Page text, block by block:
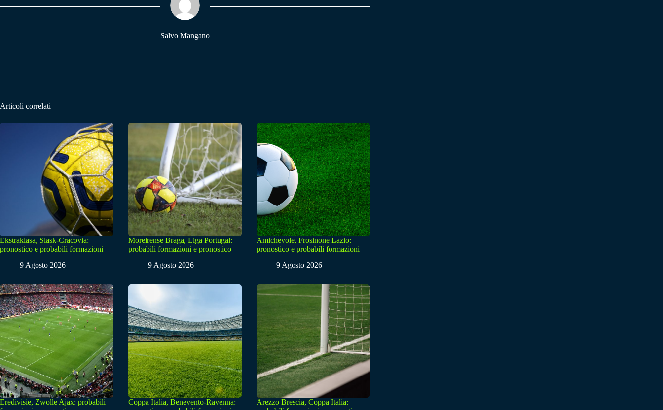
pp m
Salvo Mangano
Articoli correlati
Ekstraklasa, Slask-Cracovia:
pronostico e probabili formazioni
9 Agosto 2026
Moreirense Braga, Liga Portugal:
probabili formazioni e pronostico
9 Agosto 2026
Amichevole, Frosinone Lazio:
pronostico e probabili formazioni
9 Agosto 2026
Eredivisie, Zwolle Ajax: probabili
Coppa Italia, Benevento-Ravenna:
Arezzo Brescia, Coppa Italia: